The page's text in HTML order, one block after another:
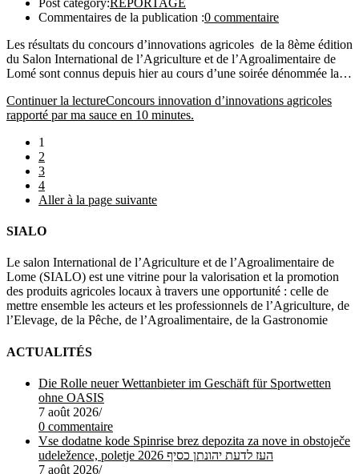
Post category: REPORTAGE
Commentaires de la publication :0 commentaire
Les résultats du concours d’innovations agricoles de la 8ème édition
du Salon International de l’Agriculture et de l’Agroalimentaire de
Lomé sont connus depuis hier au cours d’une soirée dénommée la…
Continuer la lectureConcours innovation d’innovations agricoles
rapporté par ma sauce en 10 minutes.
1
2
3
4
Aller à la page suivante
SIALO
Le salon International de l’Agriculture et de l’Agroalimentaire de
Lome (SIALO) est une vitrine pour la valorisation et la promotion
des produits agricoles locaux à travers une opportunité : celle de
mettre ensemble les acteurs et les professionnels de l’Agriculture, de
l’Elevage, de la Pêche, de l’Agroalimentaire, de la Gastronomie
ACTUALITÉS
Die Rolle neuer Wettanbieter im Geschäft für Sportwetten
ohne OASIS
7 août 2026/
0 commentaire
Vse dodatne kode Spinrise brez depozita za nove in obstoječe
udeležence, poletje 2026 העז לדעת יהונתן כסיף
7 août 2026/